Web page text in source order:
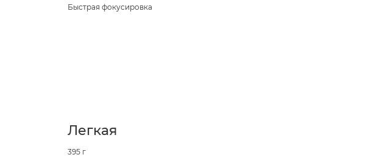
Быстрая фокусировка
Легкая
395 г